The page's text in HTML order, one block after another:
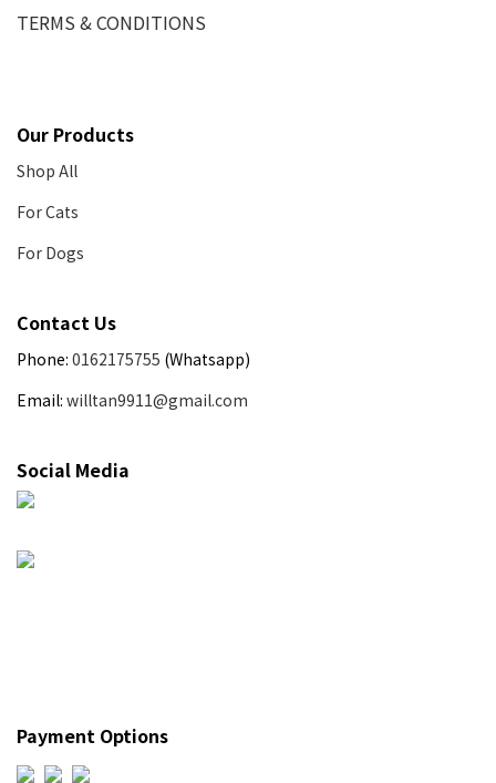
TERMS & CONDITIONS
Our Products
Shop All
For Cats
For Dogs
Contact Us
Phone: 0162175755 (Whatsapp)
Email: willtan9911@gmail.com
Social Media
Payment Options